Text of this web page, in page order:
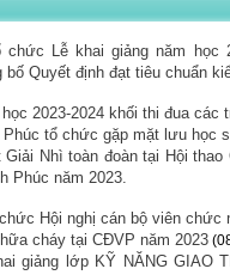
Lễ khai giảng năm học
bố Quyết định đạt tiêu chuẩn
2023-2024 khối thi đua
tổ chức gặp mặt lưu học
Nhì toàn đoàn tại Hội
Phúc năm 2023.
Hội nghị cán bộ viên chức
cháy tại CĐVP năm 2023
giảng lớp KỸ NĂNG